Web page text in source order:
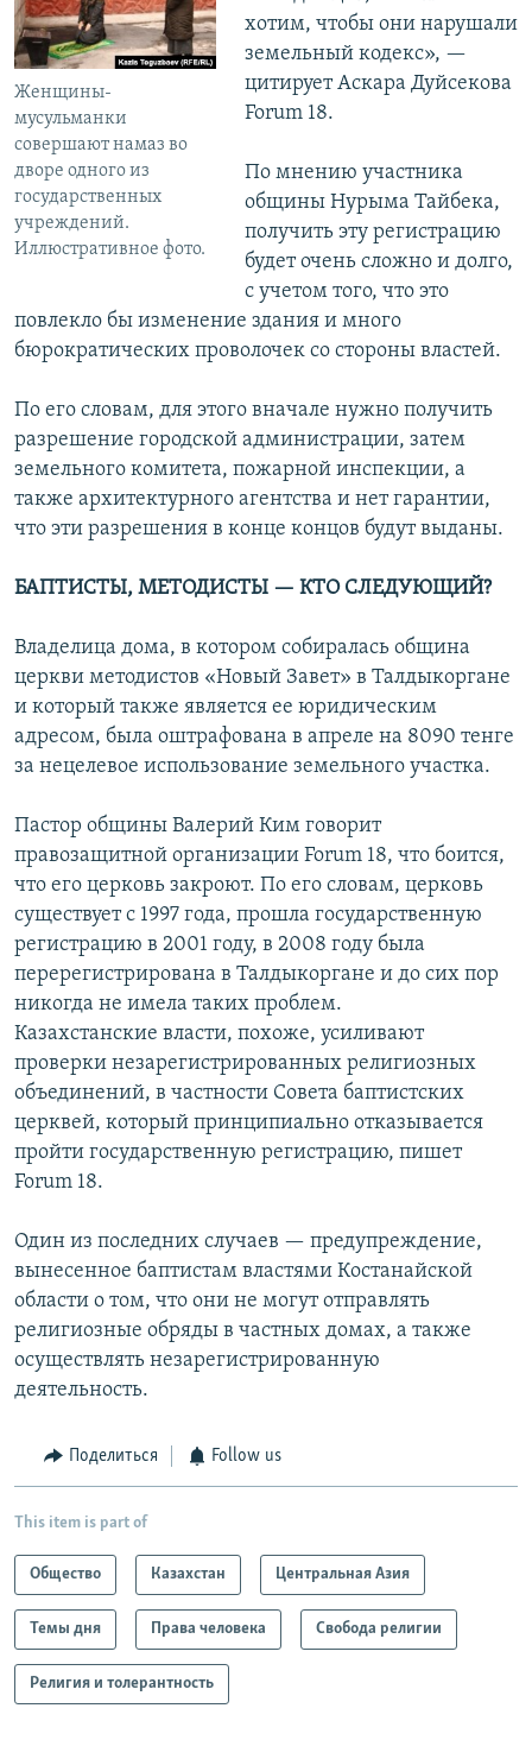
Женщины-
мусульманки
совершают намаз во
дворе одного из
государственных
учреждений.
Иллюстративное фото.
хотим, чтобы они нарушали
земельный кодекс», —
цитирует Аскара Дуйсекова
Forum 18.
По мнению участника
общины Нурыма Тайбека,
получить эту регистрацию
будет очень сложно и долго,
с учетом того, что это
повлекло бы изменение здания и много
бюрократических проволочек со стороны властей.
По его словам, для этого вначале нужно получить
разрешение городской администрации, затем
земельного комитета, пожарной инспекции, а
также архитектурного агентства и нет гарантии,
что эти разрешения в конце концов будут выданы.
БАПТИСТЫ, МЕТОДИСТЫ — КТО СЛЕДУЮЩИЙ?
Владелица дома, в котором собиралась община
церкви методистов «Новый Завет» в Талдыкоргане
и который также является ее юридическим
адресом, была оштрафована в апреле на 8090 тенге
за нецелевое использование земельного участка.
Пастор общины Валерий Ким говорит
правозащитной организации Forum 18, что боится,
что его церковь закроют. По его словам, церковь
существует с 1997 года, прошла государственную
регистрацию в 2001 году, в 2008 году была
перерегистрирована в Талдыкоргане и до сих пор
никогда не имела таких проблем.
Казахстанские власти, похоже, усиливают
проверки незарегистрированных религиозных
объединений, в частности Совета баптистских
церквей, который принципиально отказывается
пройти государственную регистрацию, пишет
Forum 18.
Один из последних случаев — предупреждение,
вынесенное баптистам властями Костанайской
области о том, что они не могут отправлять
религиозные обряды в частных домах, а также
осуществлять незарегистрированную
деятельность.
Поделиться Follow us
This item is part of
Общество Казахстан Центральная Азия
Темы дня Права человека Свобода религии
Религия и толерантность